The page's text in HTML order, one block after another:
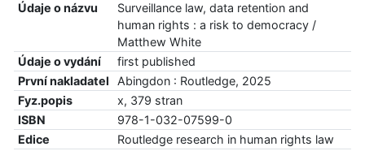
Údaje o názvu
Surveillance law, data retention and
human rights : a risk to democracy /
Matthew White
Údaje o vydání
first published
První nakladatel
Abingdon : Routledge, 2025
Fyz.popis
x, 379 stran
ISBN
978-1-032-07599-0
Edice
Routledge research in human rights law